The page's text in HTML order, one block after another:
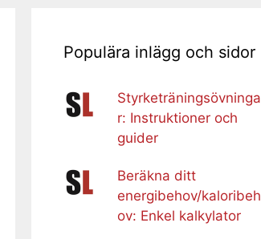
Populära inlägg och sidor
Styrketräningsövninga
r: Instruktioner och
guider
Beräkna ditt
energibehov/kaloribeh
ov: Enkel kalkylator